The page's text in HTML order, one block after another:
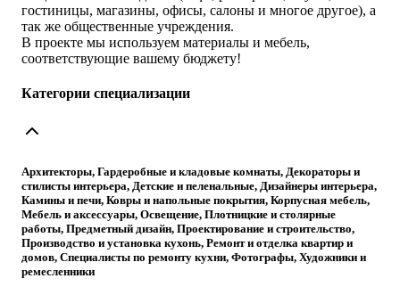
гостиницы, магазины, офисы, салоны и многое другое), а
так же общественные учреждения.
В проекте мы используем материалы и мебель,
соответствующие вашему бюджету!
Категории специализации
Архитекторы, Гардеробные и кладовые комнаты, Декораторы и
стилисты интерьера, Детские и пеленальные, Дизайнеры интерьера,
Камины и печи, Ковры и напольные покрытия, Корпусная мебель,
Мебель и аксессуары, Освещение, Плотницкие и столярные
работы, Предметный дизайн, Проектирование и строительство,
Производство и установка кухонь, Ремонт и отделка квартир и
домов, Специалисты по ремонту кухни, Фотографы, Художники и
ремесленники